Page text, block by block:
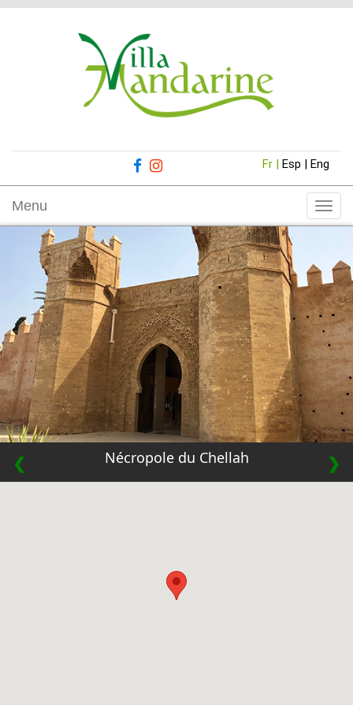
Fr | Esp | Eng
Menu
❮ ❯
Nécropole du Chellah